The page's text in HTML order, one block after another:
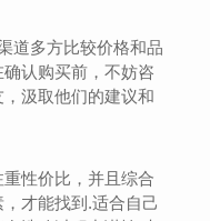
道多方比较价格和品
认购买前，不妨咨
汲取他们的建议和
性价比，并且综合
才能找到.适合自己